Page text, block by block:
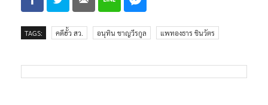
TAGS: คดีฮั้ว สว. อนุทิน ชาญวีรกูล แพทองธาร ชินวัตร